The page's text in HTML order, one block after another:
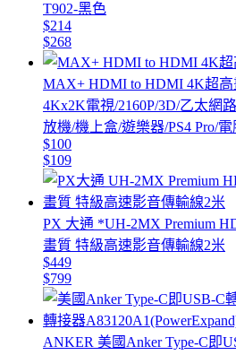
T902-黑色
$214
$268
MAX+ HDMI to HDMI 4K超
4Kx2K電視/2160P/3D/乙太網
放機/機上盒/遊樂器/PS4 Pro/
$100
$109
PX 大通 *UH-2MX Premium
畫質 特級高速影音傳輸線2米
$449
$799
ANKER 美國Anker Type-C即